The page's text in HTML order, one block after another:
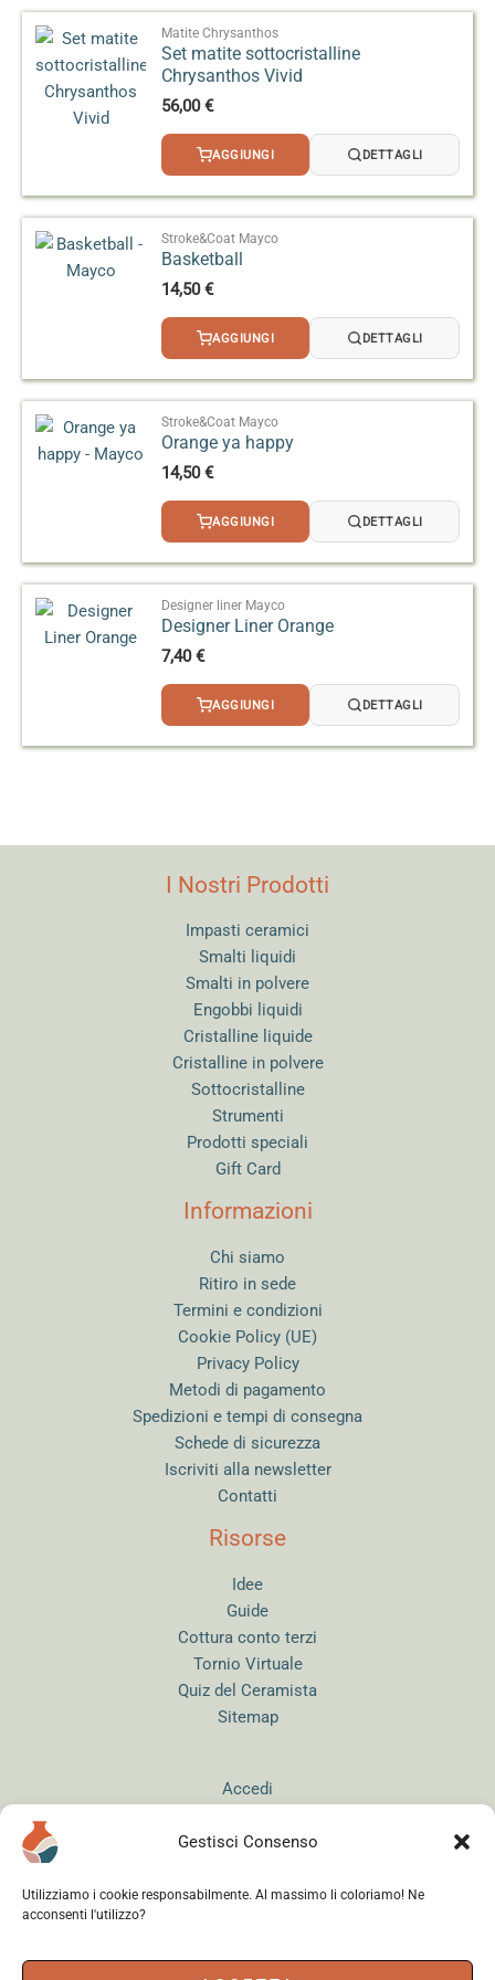
Gestisci Consenso
Utilizziamo i cookie responsabilmente. Al massimo li coloriamo! Ne
acconsenti l'utilizzo?
sovrapposizioni con altri smalti.
Matite Chrysanthos
Set matite sottocristalline
Chrysanthos Vivid
56,00€
AGGIUNGI DETTAGLI
Stroke&Coat Mayco
Basketball
14,50€
AGGIUNGI DETTAGLI
Stroke&Coat Mayco
Orange ya happy
14,50€
AGGIUNGI DETTAGLI
Designer liner Mayco
Designer Liner Orange
7,40€
AGGIUNGI DETTAGLI
I Nostri Prodotti
Impasti ceramici
Smalti liquidi
Smalti in polvere
Engobbi liquidi
Cristalline liquide
Cristalline in polvere
Sottocristalline
Strumenti
Prodotti speciali
Gift Card
Informazioni
Chi siamo
Ritiro in sede
Termini e condizioni
Cookie Policy (UE)
Privacy Policy
Metodi di pagamento
Spedizioni e tempi di consegna
Schede di sicurezza
Iscriviti alla newsletter
Contatti
Risorse
Idee
Guide
Cottura conto terzi
Tornio Virtuale
Quiz del Ceramista
Sitemap
Accedi